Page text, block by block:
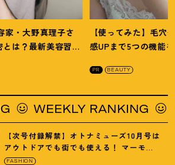
家・大野真理子さ
とは ？ 最新美容習慣
【使ってみた】毛穴
感UPまで5つの機能
PR BEAUTY
WEEKLY RANKING
【次号付録解禁】オトナミューズ10月号は
アウトドアでも街でも使える ！ マーモッ
トの黒ショルダー
FASHION